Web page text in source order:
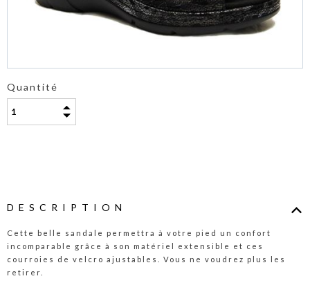
Quantité
DESCRIPTION
Cette belle sandale permettra à votre pied un confort
incomparable grâce à son matériel extensible et ces
courroies de velcro ajustables. Vous ne voudrez plus les
retirer.